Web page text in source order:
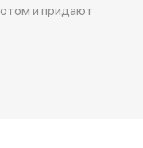
и придают